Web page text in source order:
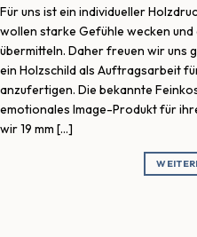
Für uns ist ein individueller
wollen starke Gefühle wecken
übermitteln. Daher freuen wir uns
ein Holzschild als Auftragsarbeit
anzufertigen. Die bekannte
emotionales Image-Produkt für
wir 19 mm […]